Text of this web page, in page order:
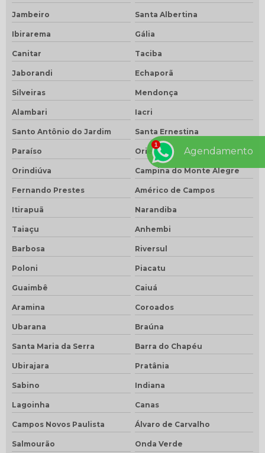
Jambeiro Santa Albertina
Ibirarema Gália
Canitar Taciba
Jaborandi Echaporã
Silveiras Mendonça
Alambari Iacri
Santo Antônio do Jardim Santa Ernestina
Paraíso Oriente
Orindiúva Campina do Monte Alegre
Fernando Prestes Américo de Campos
Itirapuã Narandiba
Taiaçu Anhembi
Barbosa Riversul
Poloni Piacatu
Guaimbê Caiuá
Aramina Coroados
Ubarana Braúna
Santa Maria da Serra Barra do Chapéu
Ubirajara Pratânia
Sabino Indiana
Lagoinha Canas
Campos Novos Paulista Álvaro de Carvalho
Salmourão Onda Verde
Agendamento